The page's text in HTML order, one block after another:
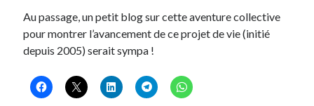
Vidéos
Au passage, un petit blog sur cette aventure collective
pour montrer l’avancement de ce projet de vie (initié
depuis 2005) serait sympa !